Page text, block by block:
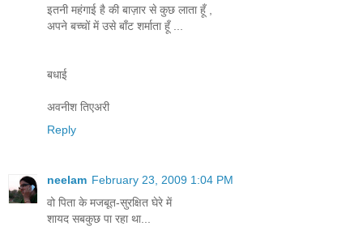
इतनी महंगाई है की बाज़ार से कुछ लाता हूँ ,
अपने बच्चों में उसे बाँट शर्माता हूँ ...
बधाई
अवनीश तिएअरी
Reply
neelam February 23, 2009 1:04 PM
वो पिता के मजबूत-सुरक्षित घेरे में
शायद सबकुछ पा रहा था...